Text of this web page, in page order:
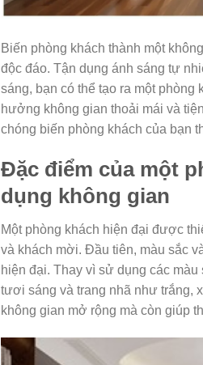
Biến phòng khách thành một
độc đáo. Tận dụng ánh sáng tự
sáng, bạn có thể tạo ra một
hưởng không gian thoải mái và
chóng biến phòng khách của bạn
Đặc điểm của một
dụng không gian
Một phòng khách hiện đại được
và khách mời. Đầu tiên, màu sắc
hiện đại. Thay vì sử dụng các
tươi sáng và trang nhã như trắng,
không gian mở rộng mà còn giúp